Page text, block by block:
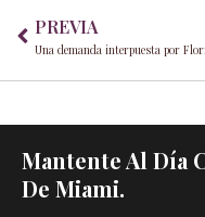
PREVIA
Mantente Al Día
De Miami.